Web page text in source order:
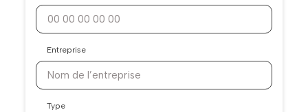
Entreprise
Type